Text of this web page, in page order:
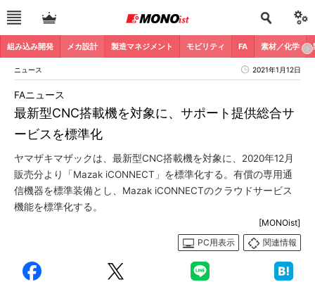
組み込み開発 メカ設計 製造マネジメント モビリティ FA 素材／化学
ニュース 2021年1月12日
最新型CNC搭載機を対象に、サポート提供総合サ
ービスを標準化
FAニュース
ヤマザキマザックは、最新型CNC搭載機を対象に、2020年12月
販売分より「Mazak iCONNECT」を標準化する。有償の専用通
信機器を標準装備とし、Mazak iCONNECTのクラウドサービス
機能を標準化する。
[MONOist]
PC用表示
関連情報